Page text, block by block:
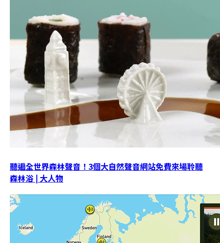
聽遍全世界森林聲音！3個大自然聲音網站免費來場聆聽
森林浴 | 大人物